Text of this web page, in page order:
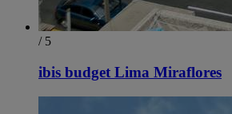
/ 5
ibis budget Lima Miraflores